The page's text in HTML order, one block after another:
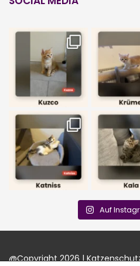
Auf
@Copyright 2026 |